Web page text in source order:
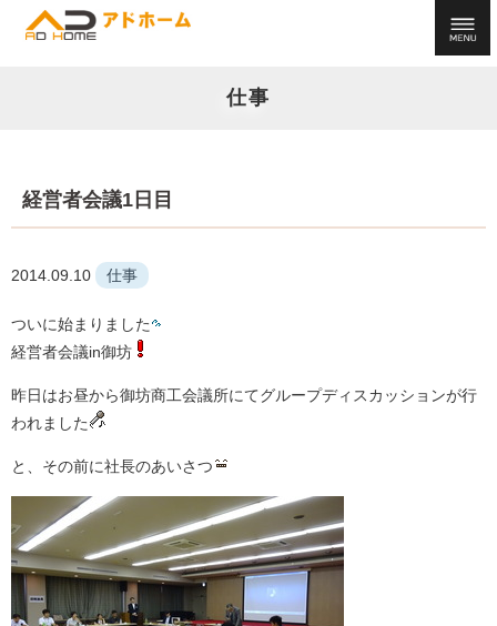
仕事
経営者会議1日目
2014.09.10 仕事
ついに始まりました
経営者会議in御坊
昨日はお昼から御坊商工会議所にてグループディスカッションが行
われました
と、その前に社長のあいさつ